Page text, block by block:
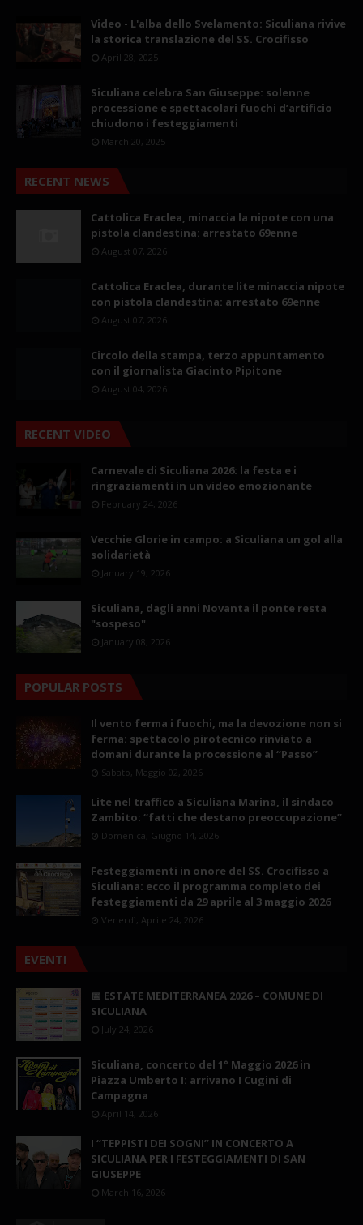
Video - L'alba dello Svelamento: Siculiana rivive
la storica translazione del SS. Crocifisso
April 28, 2025
Siculiana celebra San Giuseppe: solenne
processione e spettacolari fuochi d’artificio
chiudono i festeggiamenti
March 20, 2025
RECENT NEWS
Cattolica Eraclea, minaccia la nipote con una
pistola clandestina: arrestato 69enne
August 07, 2026
Cattolica Eraclea, durante lite minaccia nipote
con pistola clandestina: arrestato 69enne
August 07, 2026
Circolo della stampa, terzo appuntamento
con il giornalista Giacinto Pipitone
August 04, 2026
RECENT VIDEO
Carnevale di Siculiana 2026: la festa e i
ringraziamenti in un video emozionante
February 24, 2026
Vecchie Glorie in campo: a Siculiana un gol alla
solidarietà
January 19, 2026
Siculiana, dagli anni Novanta il ponte resta
"sospeso"
January 08, 2026
POPULAR POSTS
Il vento ferma i fuochi, ma la devozione non si
ferma: spettacolo pirotecnico rinviato a
domani durante la processione al “Passo”
Sabato, Maggio 02, 2026
Lite nel traffico a Siculiana Marina, il sindaco
Zambito: “fatti che destano preoccupazione”
Domenica, Giugno 14, 2026
Festeggiamenti in onore del SS. Crocifisso a
Siculiana: ecco il programma completo dei
festeggiamenti da 29 aprile al 3 maggio 2026
Venerdì, Aprile 24, 2026
EVENTI
📅 ESTATE MEDITERRANEA 2026 – COMUNE DI
SICULIANA
July 24, 2026
Siculiana, concerto del 1° Maggio 2026 in
Piazza Umberto I: arrivano I Cugini di
Campagna
April 14, 2026
I “TEPPISTI DEI SOGNI” IN CONCERTO A
SICULIANA PER I FESTEGGIAMENTI DI SAN
GIUSEPPE
March 16, 2026